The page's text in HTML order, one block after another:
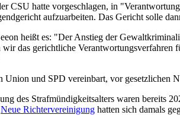
CSU hatte vorgeschlagen, in
aufzuarbeiten. Das Gericht solle
heißt es: "Der Anstieg der
das gerichtliche
und SPD vereinbart, vor gesetzlichen
des Strafmündigkeitsalters waren bereits
Neue Richtervereinigung hatten sich damals